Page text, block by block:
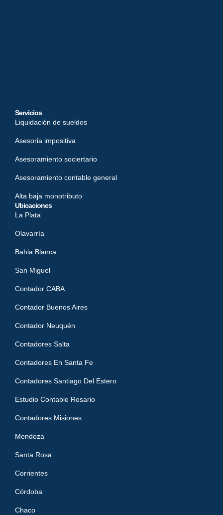
Servicios
Liquidación de sueldos
Asesoria impositiva
Asesoramiento sociertario
Asesoramiento contable general
Alta baja monotributo
Ubicaciones
La Plata
Olavarría
Bahia Blanca
San Miguel
Contador CABA
Contador Buenos Aires
Contador Neuquén
Contadores Salta
Contadores En Santa Fe
Contadores Santiago Del Estero
Estudio Contable Rosario
Contadores Misiones
Mendoza
Santa Rosa
Corrientes
Córdoba
Chaco